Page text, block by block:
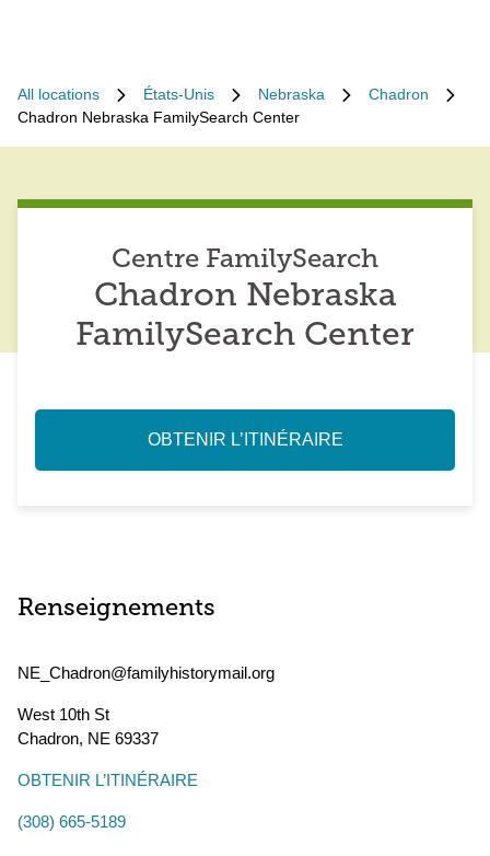
All locations États-Unis Nebraska
Chadron
Chadron Nebraska FamilySearch Center
Centre FamilySearch
Chadron Nebraska
FamilySearch Center
OBTENIR L’ITINÉRAIRE
Renseignements
NE_Chadron@familyhistorymail.org
West 10th St
Chadron, NE 69337
OBTENIR L’ITINÉRAIRE
(308) 665-5189